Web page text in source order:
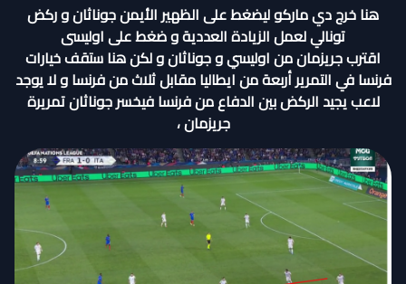
هنا خرج دي ماركو ليضغط على الظهير الأيمن جوناثان و ركض
تونالي لعمل الزيادة العددية و ضغط على اوليسى
اقترب جريزمان من اوليسي و جوناثان و لكن هنا ستقف خيارات
فرنسا في التمرير أربعة من ايطاليا مقابل ثلاث من فرنسا و لا يوجد
لاعب يجيد الركض بين الدفاع من فرنسا فيخسر جوناثان تمريرة
جريزمان ،